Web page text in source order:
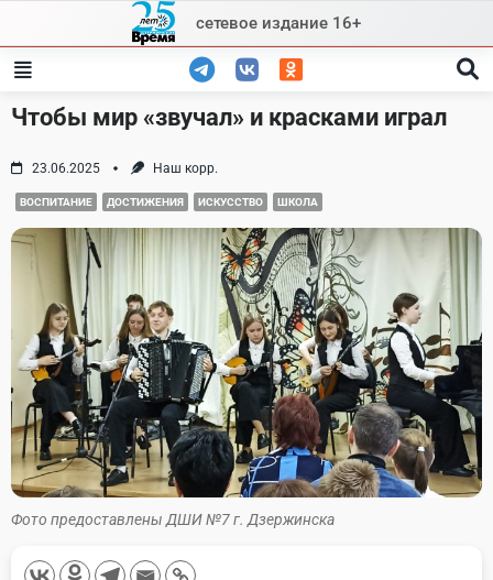
content
сетевое издание 16+
Чтобы мир «звучал» и красками играл
23.06.2025 Наш корр.
ВОСПИТАНИЕ ДОСТИЖЕНИЯ ИСКУССТВО ШКОЛА
Фото предоставлены ДШИ №7 г. Дзержинска